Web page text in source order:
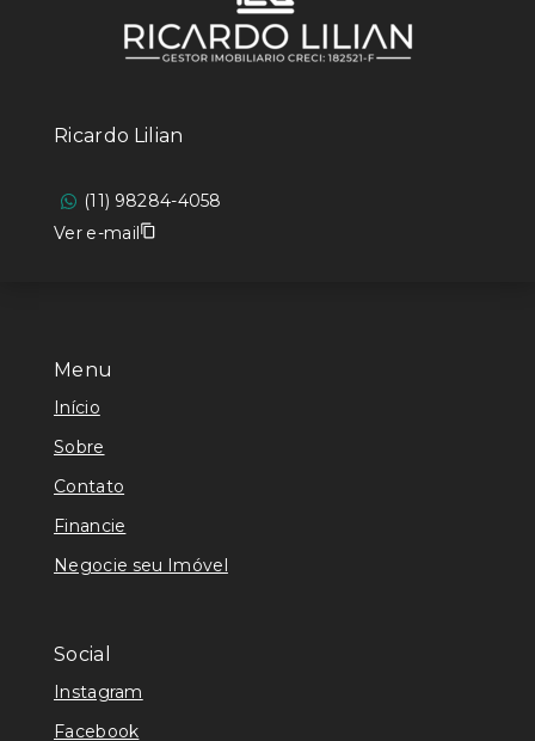
Menu
Início
Sobre
Contato
Financie
Negocie seu Imóvel
Social
Instagram
Facebook
Ricardo Lilian
(11) 98284-4058
Ver e-mail